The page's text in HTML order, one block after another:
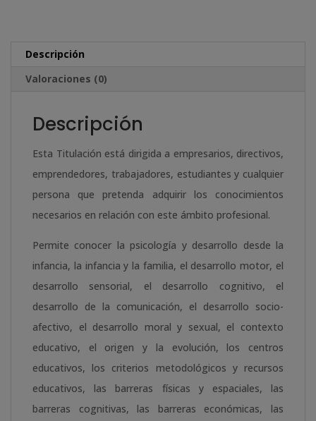
Descripción
Valoraciones (0)
Descripción
Esta Titulación está dirigida a empresarios, directivos,
emprendedores, trabajadores, estudiantes y cualquier
persona que pretenda adquirir los conocimientos
necesarios en relación con este ámbito profesional.
Permite conocer la psicología y desarrollo desde la
infancia, la infancia y la familia, el desarrollo motor, el
desarrollo sensorial, el desarrollo cognitivo, el
desarrollo de la comunicación, el desarrollo socio-
afectivo, el desarrollo moral y sexual, el contexto
educativo, el origen y la evolución, los centros
educativos, los criterios metodológicos y recursos
educativos, las barreras físicas y espaciales, las
barreras cognitivas, las barreras económicas, las